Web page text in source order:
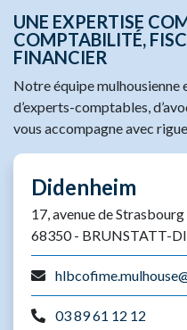
Didenheim
17, avenue de
68350 - BRUNSTATT-
03 89 61 12 12
UNE EXPERTISE
COMPTABILITÉ,
FINANCIER
Notre équipe mulhousienne
d’experts-comptables,
vous accompagne avec